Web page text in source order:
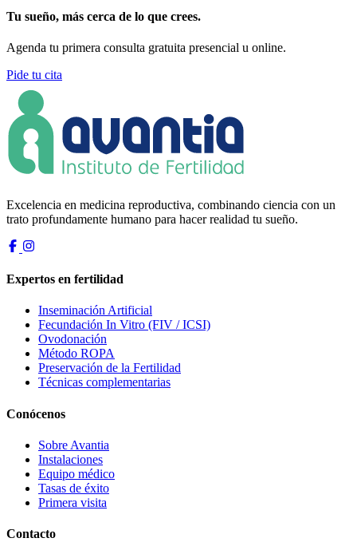
Tu sueño, más cerca de lo que crees.
Agenda tu primera consulta gratuita presencial u online.
Pide tu cita
Excelencia en medicina reproductiva, combinando ciencia con un
trato profundamente humano para hacer realidad tu sueño.
Expertos en fertilidad
Inseminación Artificial
Fecundación In Vitro (FIV / ICSI)
Ovodonación
Método ROPA
Preservación de la Fertilidad
Técnicas complementarias
Conócenos
Sobre Avantia
Instalaciones
Equipo médico
Tasas de éxito
Primera visita
Contacto